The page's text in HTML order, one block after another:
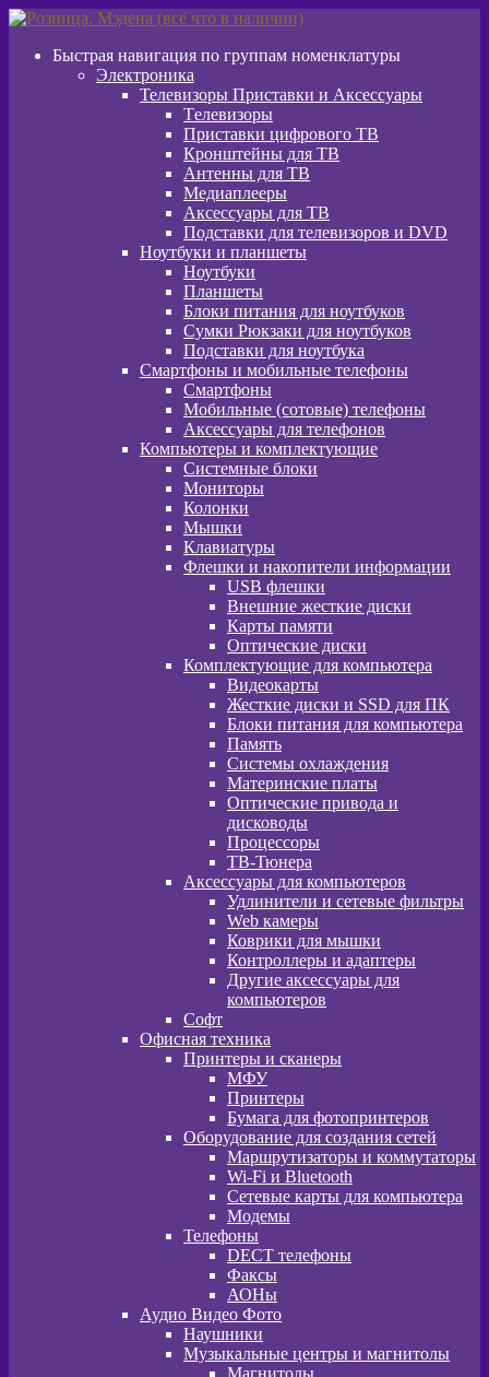
Перейти
навигации
Перейти
содержимому
Быстрая навигация по группам номенклатуры
Электроника
Телевизоры Приставки и Аксессуары
Tелевизоры
Приставки цифрового ТВ
Кронштейны для ТВ
Антенны для ТВ
Медиаплееры
Аксессуары для ТВ
Подставки для телевизоров и DVD
Ноутбуки и планшеты
Ноутбуки
Планшеты
Блоки питания для ноутбуков
Сумки Рюкзаки для ноутбуков
Подставки для ноутбука
Смартфоны и мобильные телефоны
Смартфоны
Мобильные (сотовые) телефоны
Аксессуары для телефонов
Компьютеры и комплектующие
Системные блоки
Мониторы
Колонки
Мышки
Клавиатуры
Флешки и накопители информации
USB флешки
Внешние жесткие диски
Карты памяти
Оптические диски
Комплектующие для компьютера
Видеокарты
Жесткие диски и SSD для ПК
Блоки питания для компьютера
Память
Системы охлаждения
Материнские платы
Оптические привода и
дисководы
Процессоры
ТВ-Тюнера
Аксессуары для компьютеров
Удлинители и сетевые фильтры
Web камеры
Коврики для мышки
Контроллеры и адаптеры
Другие аксессуары для
компьютеров
Софт
Офисная техника
Принтеры и сканеры
МФУ
Принтеры
Бумага для фотопринтеров
Оборудование для создания сетей
Маршрутизаторы и коммутаторы
Wi-Fi и Bluetooth
Сетевые карты для компьютера
Модемы
Телефоны
DECT телефоны
Факсы
АОНы
Аудио Видео Фото
Наушники
Музыкальные центры и магнитолы
Магнитолы